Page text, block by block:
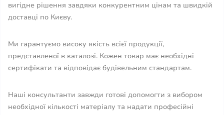
вигідне рішення завдяки конкурентним цінам та швидкій
доставці по Києву.
Ми гарантуємо високу якість всієї продукції,
представленої в каталозі. Кожен товар має необхідні
сертифікати та відповідає будівельним стандартам.
Наші консультанти завжди готові допомогти з вибором
необхідної кількості матеріалу та надати професійні